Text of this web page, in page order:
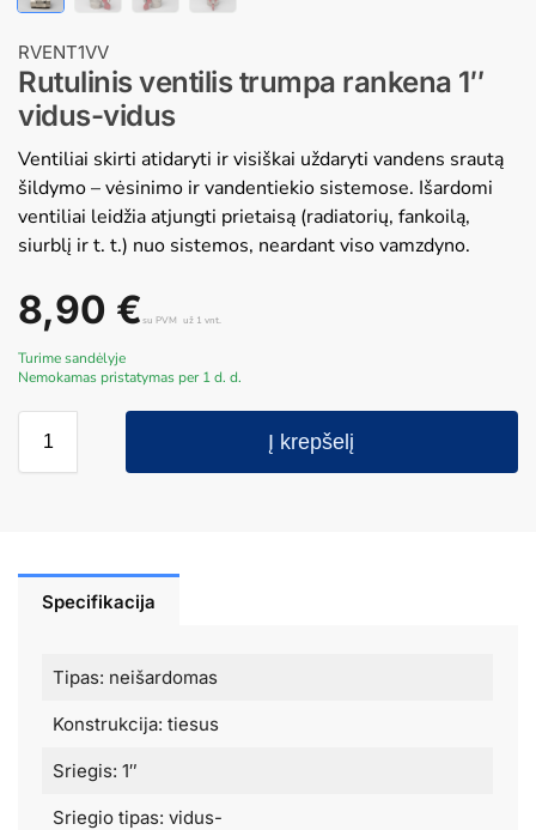
RVENT1VV
Rutulinis ventilis trumpa rankena 1″
vidus-vidus
Ventiliai skirti atidaryti ir visiškai uždaryti vandens srautą
šildymo – vėsinimo ir vandentiekio sistemose. Išardomi
ventiliai leidžia atjungti prietaisą (radiatorių, fankoilą,
siurblį ir t. t.) nuo sistemos, neardant viso vamzdyno.
8,90 €su PVM už 1 vnt.
Turime sandėlyje
Nemokamas pristatymas per 1 d. d.
Į krepšelį
Specifikacija
Tipas: neišardomas
Konstrukcija: tiesus
Sriegis: 1″
Sriegio tipas: vidus-